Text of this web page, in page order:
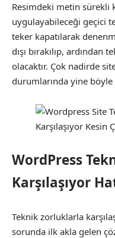
Resimdeki metin sürekli
uygulayabileceği geçici
teker kapatılarak
dışı bırakılıp,
olacaktır. Çok nadirde
durumlarında yine böyle
WordPress
Karşılaşıyor
Teknik zorluklarla
sorunda ilk akla gelen